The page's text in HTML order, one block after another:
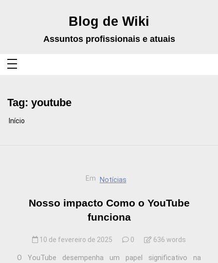
Blog de Wiki
Assuntos profissionais e atuais
Tag: youtube
Início
Em Notícias
Nosso impacto Como o YouTube
funciona
10 de fevereiro de 2025 0 636 words
O YouTube desempenha um papel significativo na